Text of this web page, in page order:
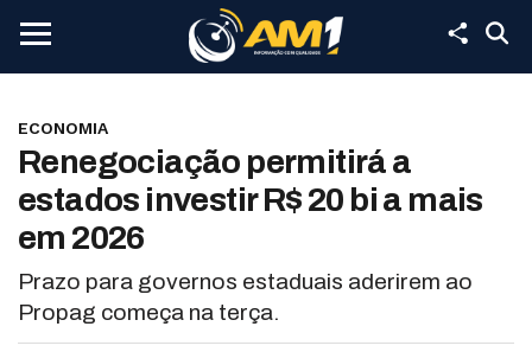
ECONOMIA
Renegociação permitirá a
estados investir R$ 20 bi a mais
em 2026
Prazo para governos estaduais aderirem ao
Propag começa na terça.